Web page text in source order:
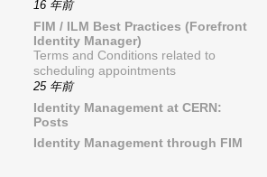
16 年前
FIM / ILM Best Practices (Forefront
Identity Manager)
Terms and Conditions related to
scheduling appointments
25 年前
Identity Management at CERN:
Posts
Identity Management through FIM